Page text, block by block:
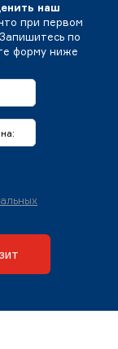
наш
при первом
по
форму ниже